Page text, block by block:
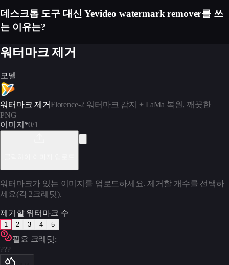
데스크톱 도구 대신 Yevideo watermark remover를 쓰
는 이유는?
워터마크 제거
모델
워터마크 제거 Florence-2 워터마크 감지 + LaMa 복원, 깨끗한
PNG
이미지 *0/1
워터마크가 있는 이미지를 업로드하세요. 제거할 개수를 선택하
세요(각 2크레딧).
제거할 워터마크 수
1 2 3 4 5
필요 크레딧:
???